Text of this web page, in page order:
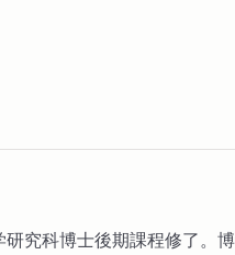
究科博士後期課程修了。博